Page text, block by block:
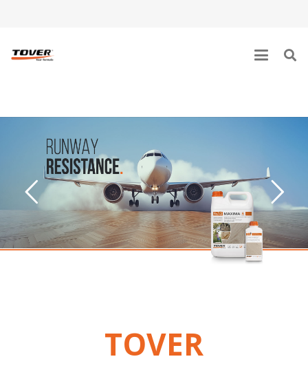
TOVER